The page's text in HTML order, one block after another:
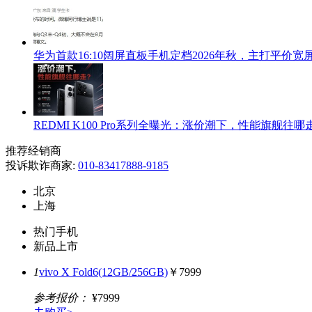
华为首款16:10阔屏直板手机定档2026年秋，主打平价宽
REDMI K100 Pro系列全曝光：涨价潮下，性能旗舰往哪
推荐经销商
投诉欺诈商家: 010-83417888-9185
北京
上海
热门手机
新品上市
1vivo X Fold6(12GB/256GB) ￥7999
参考报价： ¥7999